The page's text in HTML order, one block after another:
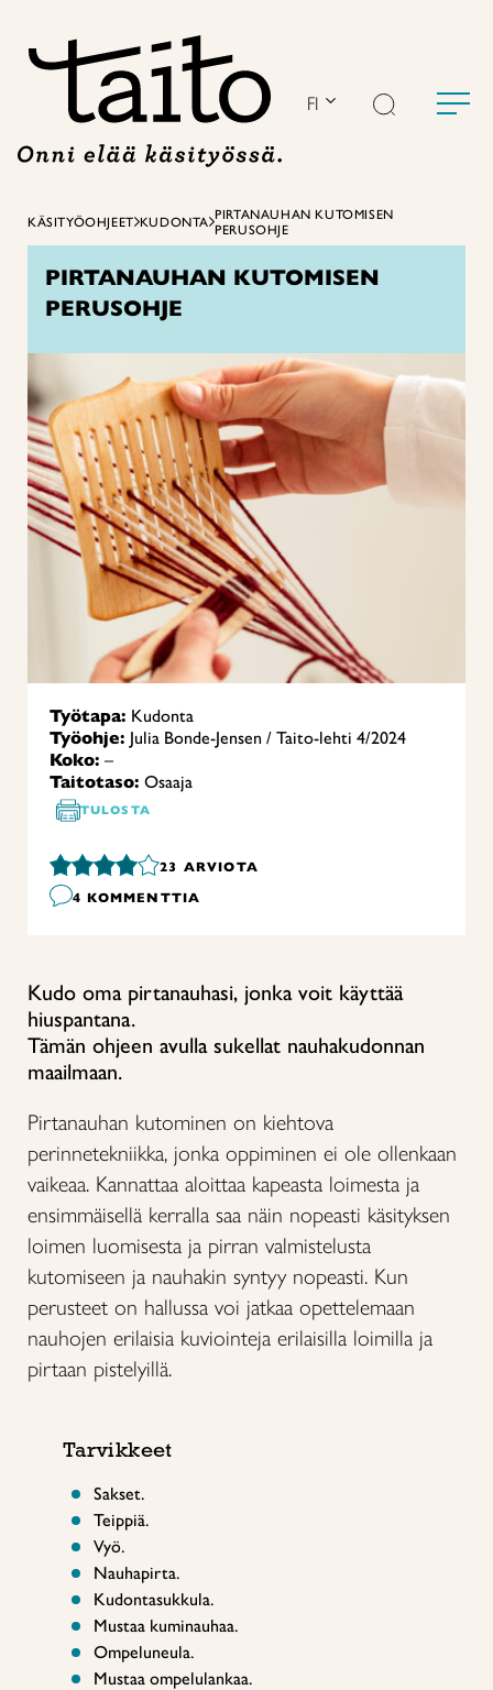
FI
KÄSITYÖOHJEET KUDONTA PIRTANAUHAN KUTOMISEN
PERUSOHJE
PIRTANAUHAN KUTOMISEN
PERUSOHJE
Työtapa: Kudonta
Työohje: Julia Bonde-Jensen / Taito-lehti 4/2024
Koko: –
Taitotaso: Osaaja
TULOSTA
23 ARVIOTA
4 KOMMENTTIA
Kudo oma pirtanauhasi, jonka voit käyttää
hiuspantana.
Tämän ohjeen avulla sukellat nauhakudonnan
maailmaan.
Pirtanauhan kutominen on kiehtova
perinnetekniikka, jonka oppiminen ei ole ollenkaan
vaikeaa. Kannattaa aloittaa kapeasta loimesta ja
ensimmäisellä kerralla saa näin nopeasti käsityksen
loimen luomisesta ja pirran valmistelusta
kutomiseen ja nauhakin syntyy nopeasti. Kun
perusteet on hallussa voi jatkaa opettelemaan
nauhojen erilaisia kuviointeja erilaisilla loimilla ja
pirtaan pistelyillä.
Tarvikkeet
Sakset.
Teippiä.
Vyö.
Nauhapirta.
Kudontasukkula.
Mustaa kuminauhaa.
Ompeluneula.
Mustaa ompelulankaa.